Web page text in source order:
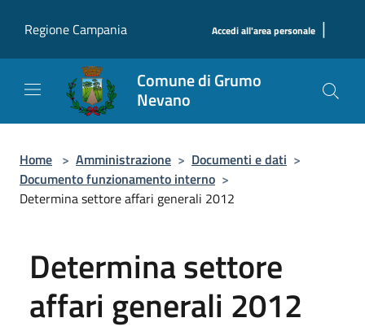
Regione Campania
Accedi all'area personale |
Comune di Grumo
Nevano
Home > Amministrazione > Documenti e dati >
Documento funzionamento interno >
Determina settore affari generali 2012
Determina settore
affari generali 2012